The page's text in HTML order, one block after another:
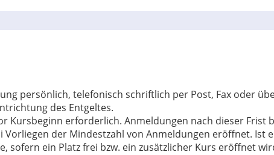
persönlich, telefonisch schriftlich per Post, Fax oder
des Entgeltes.
Kursbeginn erforderlich. Anmeldungen nach dieser Frist
der Mindestzahl von Anmeldungen eröffnet. Ist
sofern ein Platz frei bzw. ein zusätzlicher Kurs eröffnet